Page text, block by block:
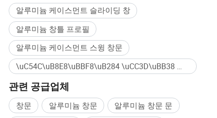
알루미늄 케이스먼트 슬라이딩 창
알루미늄 창틀 프로필
알루미늄 케이스먼트 스윙 창문
\uC54C\uB8E8\uBBF8\uB284 \uCC3D\uBB38 대량구매
관련 공급업체
창문 알루미늄 창문
알루미늄 창문 문